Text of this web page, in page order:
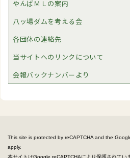
やんばＭＬの案内
八ッ場ダムを考える会
各団体の連絡先
当サイトへのリンクについて
会報バックナンバーより
This site is protected by reCAPTCHA and the
apply.
本サイトはGoogle reCAPTCHAにより保護されてい